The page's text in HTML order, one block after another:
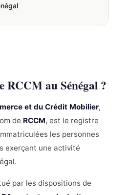
RCCM au Sénégal ?
et du Crédit Mobilier,
de RCCM, est le registre
les personnes
exerçant une activité
par les dispositions de